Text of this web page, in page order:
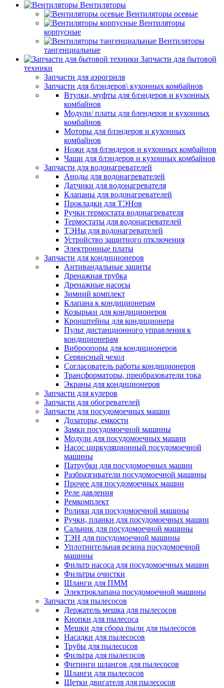
Вентиляторы
Вентиляторы осевые
Вентиляторы
корпусные
Вентиляторы
тангенциальные
Запчасти для бытовой
техники
Запчасти для аэрогриля
Запчасти для блэндеров\ кухонных комбайнов
Втулки, муфты для блэндеров и кухонных
комбайнов
Модули/ платы для блендеров и кухонных
комбайнов
Моторы для блэндеров и кухонных
комбайнов
Ножи для блэндеров и кухонных комбайнов
Чаши для блэндеров и кухонных комбайнов
Запчасти для водонагревателей
Аноды для водонагревателей
Датчики для водонагревателя
Клапаны для водонагревателей
Прокладки для ТЭНов
Ручки термостата водонагревателя
Термостаты для водонагревателей
ТЭНы для водонагревателей
Устройство защитного отключения
Электронные платы
Запчасти для кондиционеров
Антивандальные защиты
Дренажная трубка
Дренажные насосы
Зимний комплект
Клапана к кондиционерам
Козырьки для кондиционеров
Кронштейны для кондиционера
Пульт дистанционного управления к
кондиционерам
Виброопоры для кондиционеров
Сервисный чехол
Согласователь работы кондиционеров
Трансформаторы, преобразователи тока
Экраны для кондиционеров
Запчасти для кулеров
Запчасти для обогревателей
Запчасти для посудомоечных машин
Дозаторы, емкости
Замки посудомоечной машины
Модули для посудомоечных машин
Насос циркуляционный посудомоечной
машины
Патрубки для посудомоечных машин
Разбразгиватели посудомоечной машины
Прочее для посудомоечных машин
Реле давления
Ремкомплект
Ролики для посудомоечной машины
Ручки, планки для посудомоечных машин
Сальник для посудомоечной машины
ТЭН для посудомоечной машины
Уплотнительная резина посудомоечной
машины
Фильтр насоса для посудомоечных машин
Фильтры очистки
Шланги для ПММ
Электроклапана посудомоечной машины
Запчасти для пылесосов
Держатель мешка для пылесосов
Кнопки для пылесоса
Мешки для сбора пыли для пылесосов
Насадки для пылесосов
Трубы для пылесосов
Фильтра для пылесосов
Фитинги шлангов для пылесосов
Шланги для пылесосов
Щетки двигателя для пылесосов